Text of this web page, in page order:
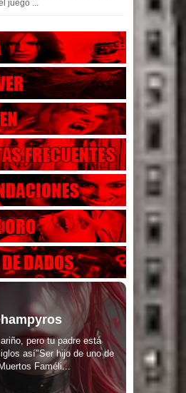
juego ...
pero tu padre está
así"Ser hijo de uno de
Faméli...